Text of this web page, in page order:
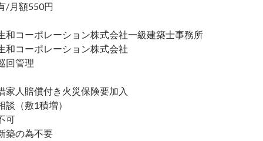
額550円
ポレーション株式会社一級建築士事務所
ポレーション株式会社
管理
償付き火災保険要加入
敷1積増）
の為不要